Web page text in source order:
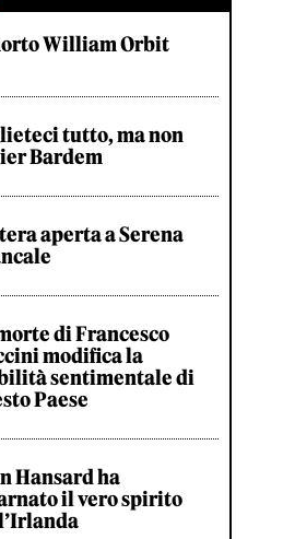
William Orbit
tutto, ma non
Bardem
aperta a Serena
di Francesco
modifica la
sentimentale di
Paese
Hansard ha
il vero spirito